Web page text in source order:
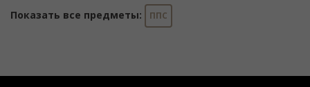
Показать все предметы: ППС